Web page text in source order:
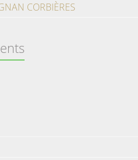
CORBIÈRES